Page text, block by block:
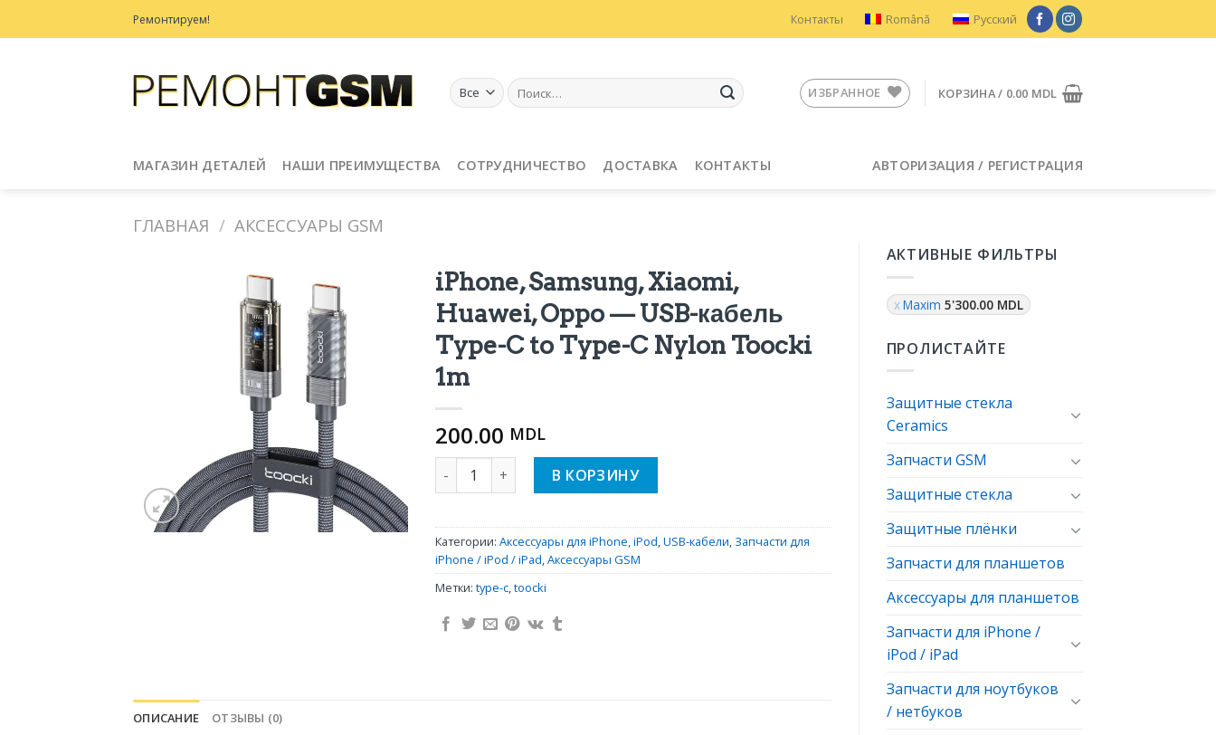
to
Ремонтируем! Контакты Română Русский
Искать: ИЗБРАННОЕ КОРЗИНА / 0.00 MDL
МАГАЗИН ДЕТАЛЕЙ НАШИ ПРЕИМУЩЕСТВА СОТРУДНИЧЕСТВО ДОСТАВКА КОНТАКТЫ АВТОРИЗАЦИЯ / РЕГИСТРАЦИЯ
ГЛАВНАЯ / АКСЕССУАРЫ GSM
АКТИВНЫЕ ФИЛЬТРЫ
Maxim 5'300.00 MDL
ПРОЛИСТАЙТЕ
Защитные стекла
Ceramics
Запчасти GSM
Защитные стекла
Защитные плёнки
Запчасти для планшетов
Аксессуары для планшетов
Запчасти для iPhone /
iPod / iPad
Запчасти для ноутбуков
/ нетбуков
Добавить
Избранное
iPhone, Samsung, Xiaomi,
Huawei, Oppo — USB-кабель
Type-C to Type-C Nylon Toocki
1m
200.00 MDL
Количество iPhone, Samsung, Xiaomi, Huawei, Oppo — USB-кабель Type-C to Type-C Nylon Toocki 1m
В КОРЗИНУ
Категории: Аксессуары для iPhone, iPod,USB-кабели, Запчасти для
iPhone / iPod / iPad,Аксессуары GSM
Метки: type-c,toocki
ОПИСАНИЕ ОТЗЫВЫ (0)